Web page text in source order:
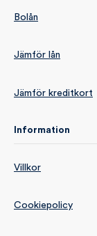
Bolån
Jämför lån
Jämför kreditkort
Information
Villkor
Cookiepolicy